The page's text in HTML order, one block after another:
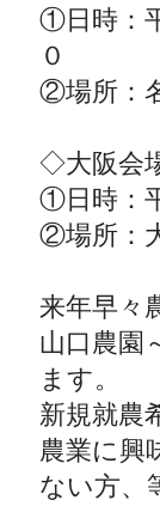
①日時：
０
②場所：
◇大阪会
①日時：
②場所：
来年早々
山口農園
ます。
新規就農
農業に興
ない方、